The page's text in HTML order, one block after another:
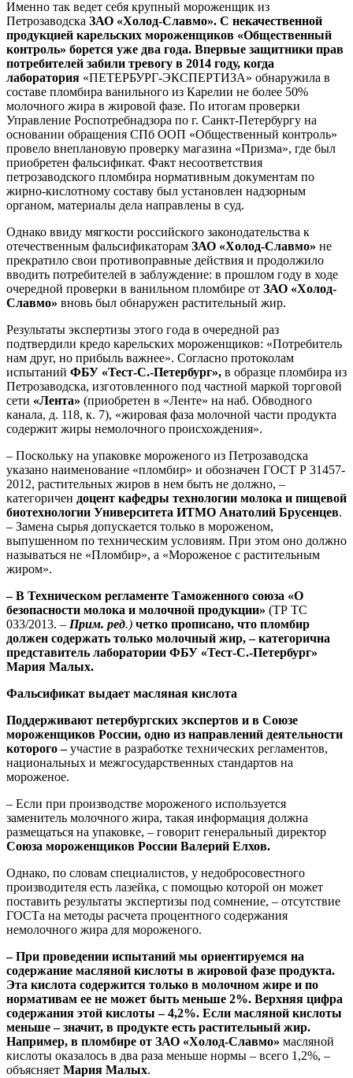
Именно так ведет себя крупный мороженщик из
Петрозаводска ЗАО «Холод-Славмо». С некачественной
продукцией карельских мороженщиков «Общественный
контроль» борется уже два года. Впервые защитники прав
потребителей забили тревогу в 2014 году, когда
лаборатория «ПЕТЕРБУРГ-ЭКСПЕРТИЗА» обнаружила в
составе пломбира ванильного из Карелии не более 50%
молочного жира в жировой фазе. По итогам проверки
Управление Роспотребнадзора по г. Санкт-Петербургу на
основании обращения СПб ООП «Общественный контроль»
провело внеплановую проверку магазина «Призма», где был
приобретен фальсификат. Факт несоответствия
петрозаводского пломбира нормативным документам по
жирно-кислотному составу был установлен надзорным
органом, материалы дела направлены в суд.
Однако ввиду мягкости российского законодательства к
отечественным фальсификаторам ЗАО «Холод-Славмо» не
прекратило свои противоправные действия и продолжило
вводить потребителей в заблуждение: в прошлом году в ходе
очередной проверки в ванильном пломбире от ЗАО «Холод-
Славмо» вновь был обнаружен растительный жир.
Результаты экспертизы этого года в очередной раз
подтвердили кредо карельских мороженщиков: «Потребитель
нам друг, но прибыль важнее». Согласно протоколам
испытаний ФБУ «Тест-С.-Петербург», в образце пломбира из
Петрозаводска, изготовленного под частной маркой торговой
сети «Лента» (приобретен в «Ленте» на наб. Обводного
канала, д. 118, к. 7), «жировая фаза молочной части продукта
содержит жиры немолочного происхождения».
– Поскольку на упаковке мороженого из Петрозаводска
указано наименование «пломбир» и обозначен ГОСТ Р 31457-
2012, растительных жиров в нем быть не должно, –
категоричен доцент кафедры технологии молока и пищевой
биотехнологии Университета ИТМО Анатолий Брусенцев.
– Замена сырья допускается только в мороженом,
выпушенном по техническим условиям. При этом оно должно
называться не «Пломбир», а «Мороженое с растительным
жиром».
– В Техническом регламенте Таможенного союза «О
безопасности молока и молочной продукции» (ТР ТС
033/2013. – Прим. ред.) четко прописано, что пломбир
должен содержать только молочный жир, – категорична
представитель лаборатории ФБУ «Тест-С.-Петербург»
Мария Малых.
Фальсификат выдает масляная кислота
Поддерживают петербургских экспертов и в Союзе
мороженщиков России, одно из направлений деятельности
которого –участие в разработке технических регламентов,
национальных и межгосударственных стандартов на
мороженое.
– Если при производстве мороженого используется
заменитель молочного жира, такая информация должна
размещаться на упаковке, – говорит генеральный директор
Союза мороженщиков России Валерий Елхов.
Однако, по словам специалистов, у недобросовестного
производителя есть лазейка, с помощью которой он может
поставить результаты экспертизы под сомнение, – отсутствие
ГОСТа на методы расчета процентного содержания
немолочного жира для мороженого.
– При проведении испытаний мы ориентируемся на
содержание масляной кислоты в жировой фазе продукта.
Эта кислота содержится только в молочном жире и по
нормативам ее не может быть меньше 2%. Верхняя цифра
содержания этой кислоты – 4,2%. Если масляной кислоты
меньше – значит, в продукте есть растительный жир.
Например, в пломбире от ЗАО «Холод-Славмо» масляной
кислоты оказалось в два раза меньше нормы – всего 1,2%, –
объясняет Мария Малых.